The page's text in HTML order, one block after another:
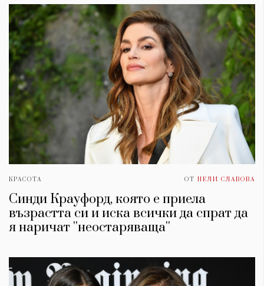
КРАСОТА ОТ НЕЛИ СЛАВОВА
Синди Крауфорд, която е приела
възрастта си и иска всички да спрат да
я наричат ''неостаряваща''